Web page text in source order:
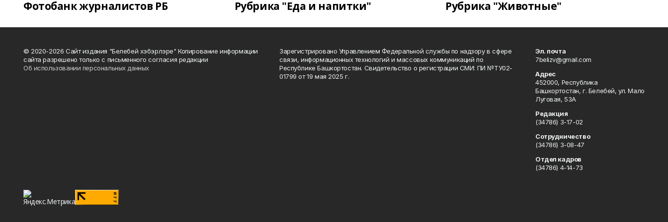
Фотобанк журналистов РБ Рубрика "Еда и напитки" Рубрика "Животные"
© 2020-2026 Сайт издания "Белебей хэбэрлэре" Копирование информации
сайта разрешено только с письменного согласия редакции
Об использовании персональных данных
Зарегистрировано Управлением Федеральной службы по надзору в сфере
связи, информационных технологий и массовых коммуникаций по
Республике Башкортостан. Свидетельство о регистрации СМИ: ПИ №ТУ02-
01799 от 19 мая 2025 г.
Эл. почта
7belizv@gmail.com
Адрес
452000, Республика
Башкортостан, г. Белебей, ул. Мало
Луговая, 53А
Редакция
(34786) 3-17-02
Сотрудничество
(34786) 3-08-47
Отдел кадров
(34786) 4-14-73